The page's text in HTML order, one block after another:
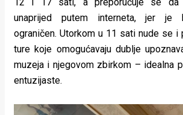
unaprijed putem interneta, jer je
ograničen. Utorkom u 11 sati nude se i
ture koje omogućavaju dublje
muzeja i njegovom zbirkom – idealna
entuzijaste.